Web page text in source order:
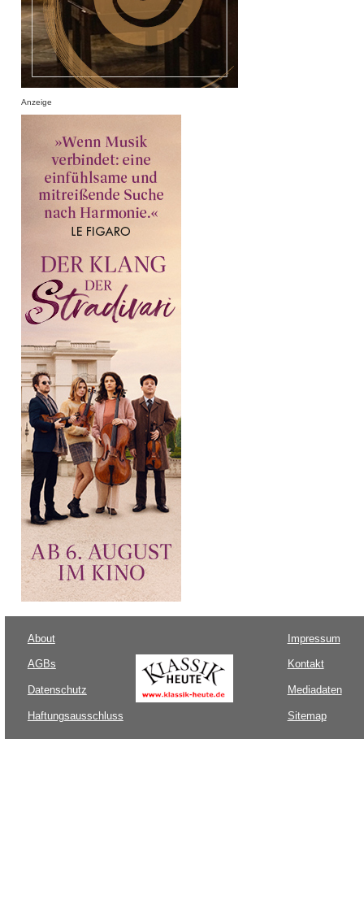
Anzeige
About
AGBs
Datenschutz
Haftungsausschluss
Impressum
Kontakt
Mediadaten
Sitemap